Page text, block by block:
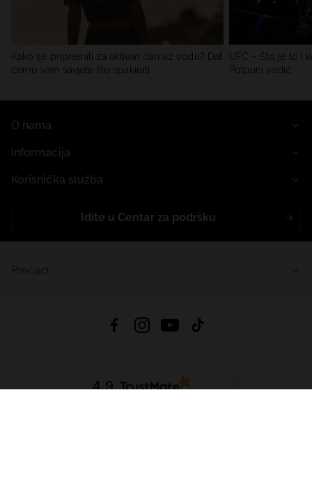
Kako se pripremiti za aktivan dan uz vodu? Dat
ćemo vam savjete što spakirati
UFC – Što je to i
Potpuni vodič
O nama
Informacija
Korisnička služba
Idite u Centar za podršku
4.9